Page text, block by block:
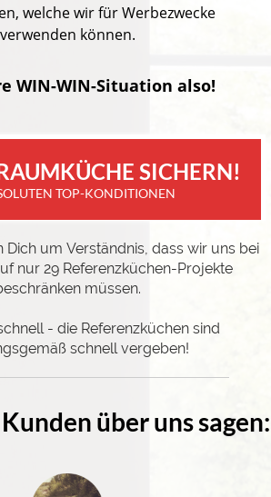
welche wir für Werbezwecke
verwenden können.
WIN-WIN-Situation also!
SICHERN!
TOP-KONDITIONEN
Dich um Verständnis, dass wir uns bei
nur 29 Referenzküchen-Projekte
müssen.
- die Referenzküchen sind
schnell vergeben!
über uns sagen: